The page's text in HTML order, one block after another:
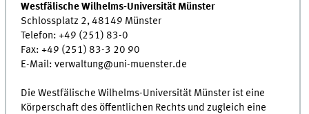
Westfälische Wilhelms-Universität Münster
Schlossplatz 2, 48149 Münster
Telefon: +49 (251) 83-0
Fax: +49 (251) 83-3 20 90
E-Mail: verwaltung@uni-muenster.de
Die Westfälische Wilhelms-Universität Münster ist eine
Körperschaft des öffentlichen Rechts und zugleich eine